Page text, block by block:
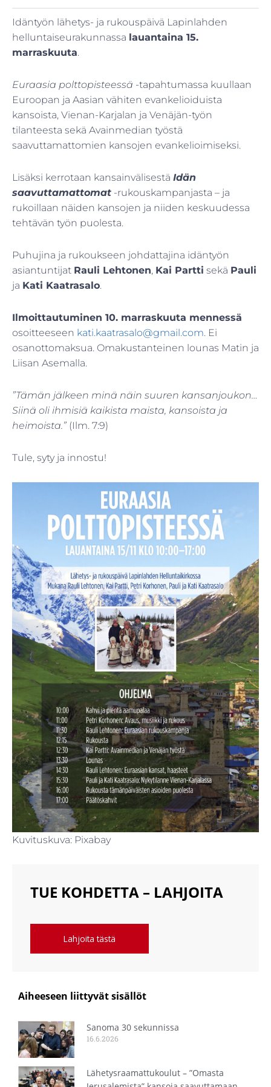
Idäntyön lähetys- ja rukouspäivä Lapinlahden
helluntaiseurakunnassa lauantaina 15.
marraskuuta.
Euraasia polttopisteessä -tapahtumassa kuullaan
Euroopan ja Aasian vähiten evankelioiduista
kansoista, Vienan-Karjalan ja Venäjän-työn
tilanteesta sekä Avainmedian työstä
saavuttamattomien kansojen evankelioimiseksi.
Lisäksi kerrotaan kansainvälisestä Idän
saavuttamattomat -rukouskampanjasta – ja
rukoillaan näiden kansojen ja niiden keskuudessa
tehtävän työn puolesta.
Puhujina ja rukoukseen johdattajina idäntyön
asiantuntijat Rauli Lehtonen, Kai Partti sekä Pauli
ja Kati Kaatrasalo.
Ilmoittautuminen 10. marraskuuta mennessä
osoitteeseen kati.kaatrasalo@gmail.com. Ei
osanottomaksua. Omakustanteinen lounas Matin ja
Liisan Asemalla.
”Tämän jälkeen minä näin suuren kansanjoukon…
Siinä oli ihmisiä kaikista maista, kansoista ja
heimoista.” (Ilm. 7:9)
Tule, syty ja innostu!
Kuvituskuva: Pixabay
TUE KOHDETTA – LAHJOITA
Lahjoita tästä
Aiheeseen liittyvät sisällöt
Sanoma 30 sekunnissa
16.6.2026
Lähetysraamattukoulut – ”Omasta